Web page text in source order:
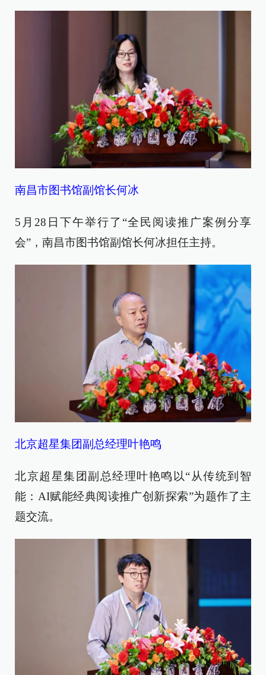
南昌市图书馆副馆长何冰
5月28日下午举行了“全民阅读推广案例分享
会”，南昌市图书馆副馆长何冰担任主持。
北京超星集团副总经理叶艳鸣
北京超星集团副总经理叶艳鸣以“从传统到智
能：AI赋能经典阅读推广创新探索”为题作了主
题交流。